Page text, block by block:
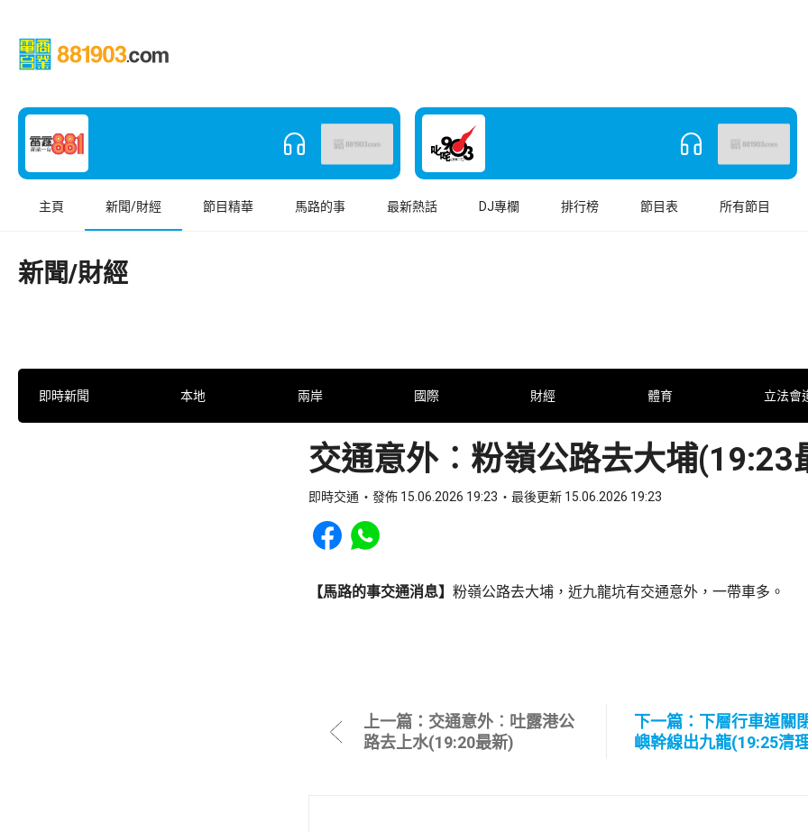
主頁 新聞/財經 節目精華 馬路的事 最新熱話 DJ專欄 排行榜 節目表 所有節目
新聞/財經
即時新聞 本地 兩岸 國際 財經 體育 立法會
交通意外︰粉嶺公路去大埔(19:23
即時交通 發佈 15.06.2026 19:23 最後更新 15.06.2026 19:23
Share to Facebook
Share to WhatsApp
【馬路的事交通消息】 粉嶺公路去大埔，近九龍坑有交通意外，一帶車多。
上一篇：交通意外︰吐露港公
路去上水(19:20最新)
下一篇：下層行車道關
嶼幹線出九龍(19:25清